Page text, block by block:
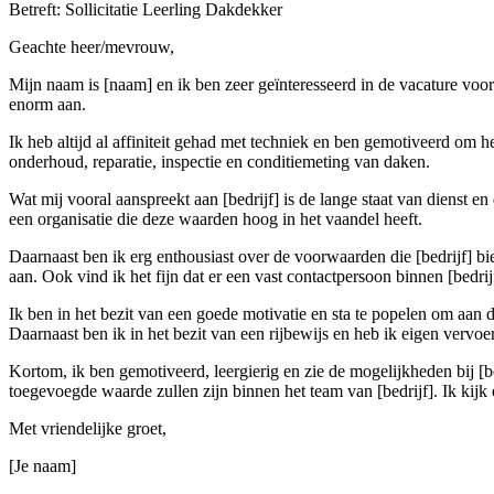
Betreft: Sollicitatie Leerling Dakdekker
Geachte heer/mevrouw,
Mijn naam is [naam] en ik ben zeer geïnteresseerd in de vacature
enorm aan.
Ik heb altijd al affiniteit gehad met techniek en ben gemotiveerd om
onderhoud, reparatie, inspectie en conditiemeting van daken.
Wat mij vooral aanspreekt aan [bedrijf] is de lange staat van dienst
een organisatie die deze waarden hoog in het vaandel heeft.
Daarnaast ben ik erg enthousiast over de voorwaarden die [bedrijf]
aan. Ook vind ik het fijn dat er een vast contactpersoon binnen
Ik ben in het bezit van een goede motivatie en sta te popelen om
Daarnaast ben ik in het bezit van een rijbewijs en heb ik eigen
Kortom, ik ben gemotiveerd, leergierig en zie de mogelijkheden bij
toegevoegde waarde zullen zijn binnen het team van [bedrijf]. Ik
Met vriendelijke groet,
[Je naam]